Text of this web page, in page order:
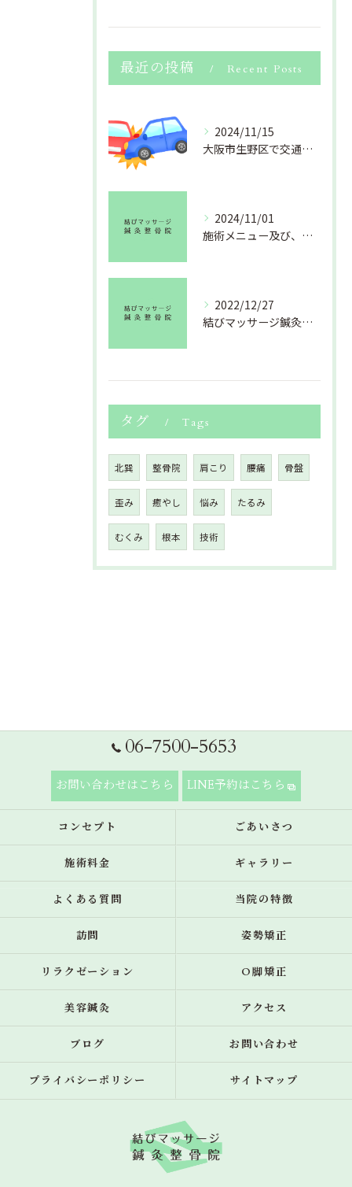
最近の投稿 Recent Posts
2024/11/15
大阪市生野区で交通事故のおケガ(むちうち・捻挫・打撲・挫傷 等)でお困りの方、北巽にある結びマッサージ鍼灸整骨院にお任せください。
2024/11/01
施術メニュー及び、料金改定のお知らせ
2022/12/27
結びマッサージ鍼灸整骨院より年末のご挨拶
タグ Tags
北巽 整骨院 肩こり 腰痛 骨盤
歪み 癒やし 悩み たるみ
むくみ 根本 技術
06-7500-5653
お問い合わせはこちら LINE予約はこちら
コンセプト ごあいさつ
施術料金 ギャラリー
よくある質問 当院の特徴
訪問 姿勢矯正
リラクゼーション O脚矯正
美容鍼灸 アクセス
ブログ お問い合わせ
プライバシーポリシー サイトマップ